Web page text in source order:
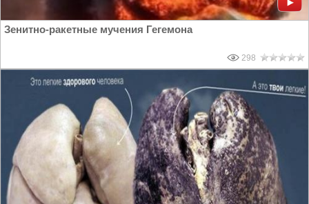
Зенитно-ракетные мучения Гегемона
298